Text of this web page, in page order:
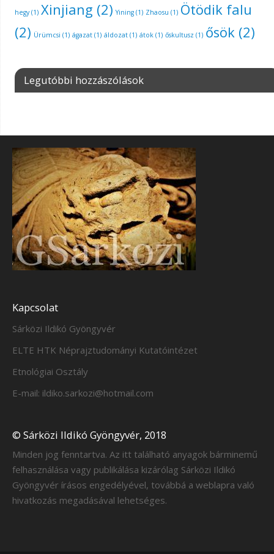
hegy(1) Xinjiang (2) Yining(1) Zhaosu (1) Ötödik falu
(2) Ürümcsi (1) ágazat(1) áldozat(1) átok(1) őskultusz (1) ősök(2)
Legutóbbi hozzászólások
Kapcsolat
Sárközi Ildikó Gyöngyvér
ELTE HTK Néprajztudományi Kutatóintézet
Etnológiai Osztály
E-mail: ildiko.sarkozi@hotmail.com
© Sárközi Ildikó Gyöngyvér, 2018
Minden jog fenntartva. Az itt található anyagok bárminemű
felhasználása vagy publikálása kizárólag Sárközi Ildikó
Gyöngyvér írásos engedélyével, továbbá a weblapra való
hivatkozás megadásával lehetséges.